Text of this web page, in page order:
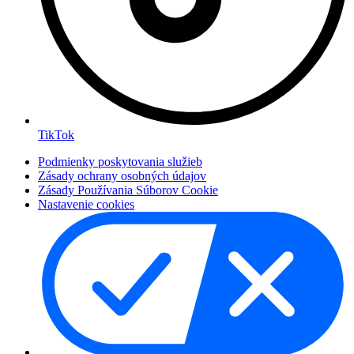
TikTok
Podmienky poskytovania služieb
Zásady ochrany osobných údajov
Zásady Používania Súborov Cookie
Nastavenie cookies